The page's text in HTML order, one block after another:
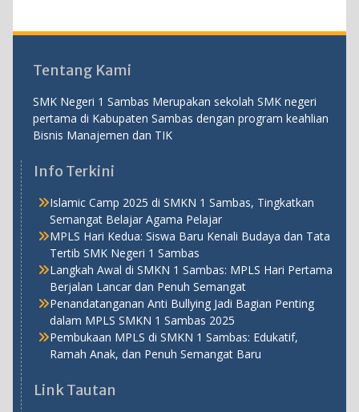
Tentang Kami
SMK Negeri 1 Sambas Merupakan sekolah SMK negeri
pertama di Kabupaten Sambas dengan program keahlian
Bisnis Manajemen dan TIK
Info Terkini
Islamic Camp 2025 di SMKN 1 Sambas, Tingkatkan
Semangat Belajar Agama Pelajar
MPLS Hari Kedua: Siswa Baru Kenali Budaya dan Tata
Tertib SMK Negeri 1 Sambas
Langkah Awal di SMKN 1 Sambas: MPLS Hari Pertama
Berjalan Lancar dan Penuh Semangat
Penandatanganan Anti Bullying Jadi Bagian Penting
dalam MPLS SMKN 1 Sambas 2025
Pembukaan MPLS di SMKN 1 Sambas: Edukatif,
Ramah Anak, dan Penuh Semangat Baru
Link Tautan